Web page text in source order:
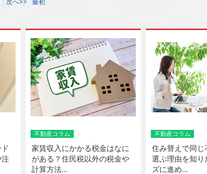
次へ>> 最初
不動産コラム
家賃収入にかかる税金はなに
がある？住民税以外の税金や
計算方法...
不動産コラム
住み替えで同じ
選ぶ理由を知り
ズに進め...